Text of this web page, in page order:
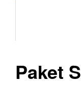
Paket